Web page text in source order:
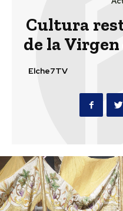
Cultura
de la
Elche7TV